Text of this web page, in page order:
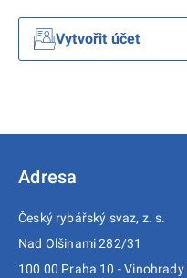
Vytvořit účet
Adresa
Český rybářský svaz, z. s.
Nad Olšinami 282/31
100 00 Praha 10 - Vinohrady